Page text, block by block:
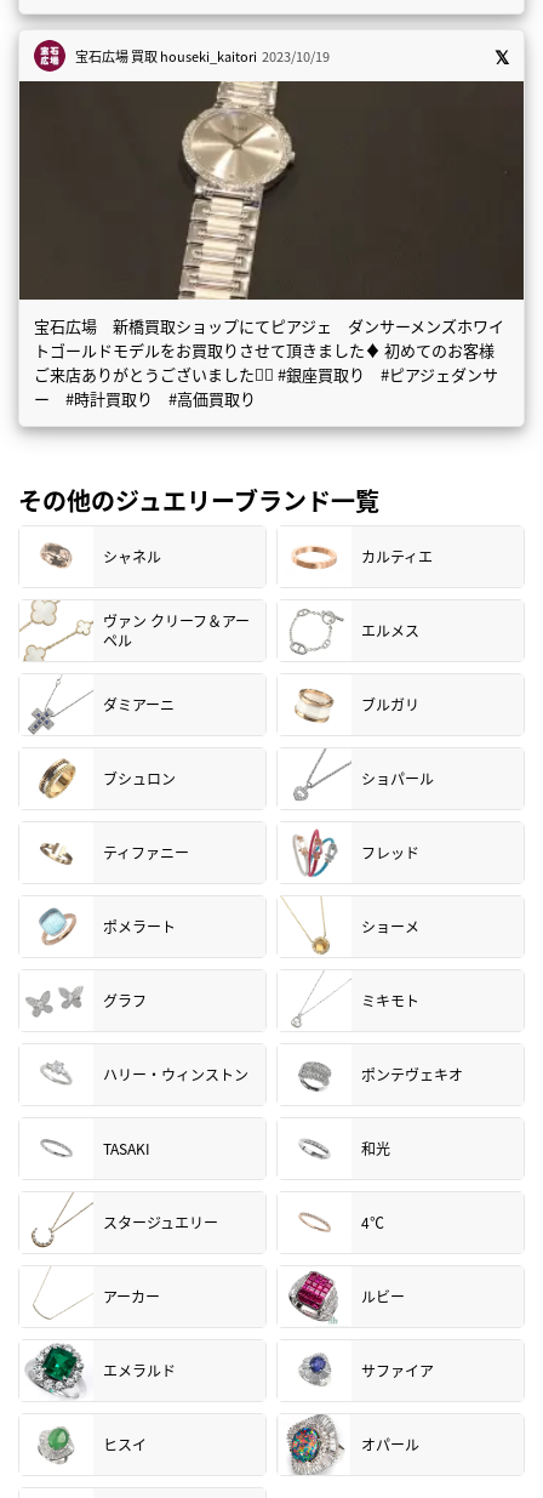
宝石広場 買取houseki_kaitori 2023/10/19
宝石広場 新橋買取ショップにてピアジェ ダンサーメンズホワイ
トゴールドモデルをお買取りさせて頂きました♦️ 初めてのお客様
ご来店ありがとうございました🙇‍♀️ #銀座買取り #ピアジェダンサ
ー #時計買取り #高価買取り
その他のジュエリーブランド一覧
シャネル カルティエ
ヴァン クリーフ＆アー
ペル
エルメス
ダミアーニ ブルガリ
ブシュロン ショパール
ティファニー フレッド
ポメラート ショーメ
グラフ ミキモト
ハリー・ウィンストン ポンテヴェキオ
TASAKI 和光
スタージュエリー 4℃
アーカー ルビー
エメラルド サファイア
ヒスイ オパール